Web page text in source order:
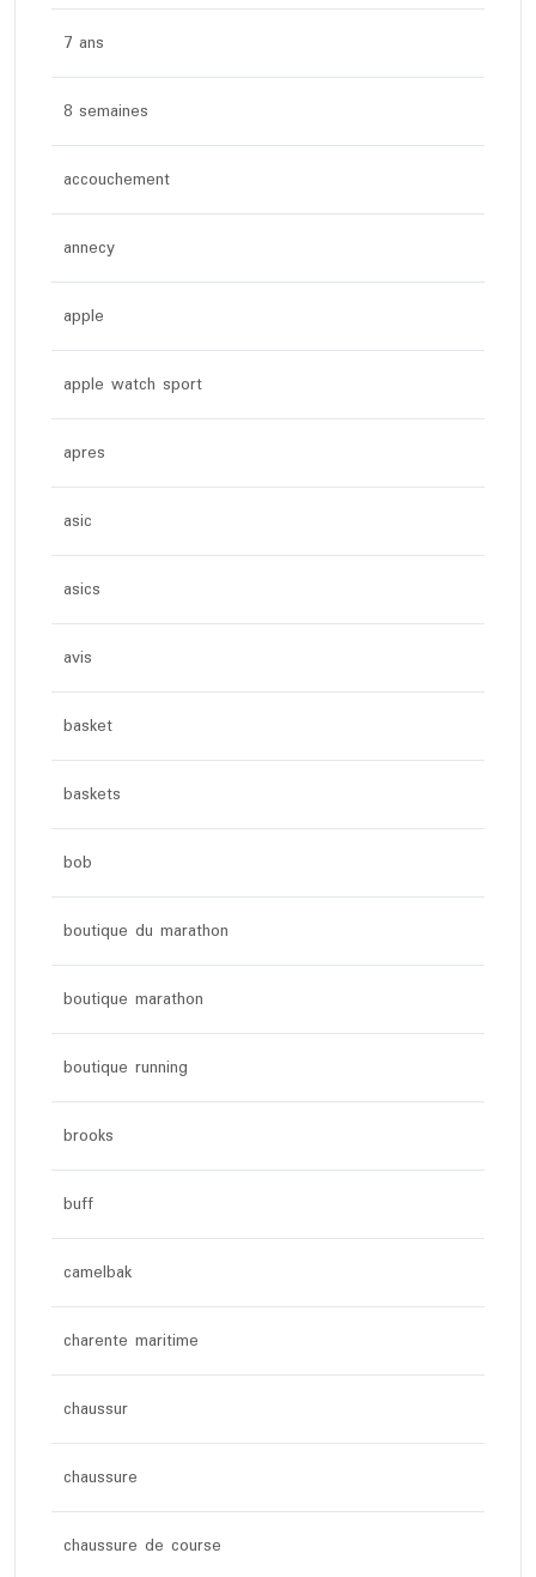
7 ans
8 semaines
accouchement
annecy
apple
apple watch sport
apres
asic
asics
avis
basket
baskets
bob
boutique du marathon
boutique marathon
boutique running
brooks
buff
camelbak
charente maritime
chaussur
chaussure
chaussure de course